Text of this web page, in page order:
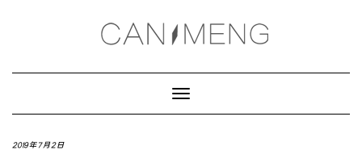
Toggle
Navigation
2019年7月2日